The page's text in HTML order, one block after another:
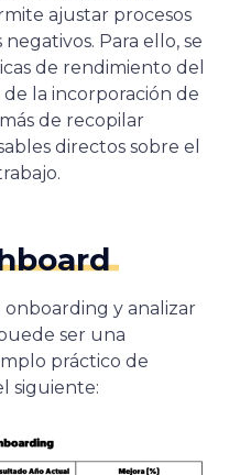
ajustar procesos
Para ello, se
de rendimiento del
la incorporación de
de recopilar
directos sobre el
onboarding y analizar
ser una
práctico de
siguiente: